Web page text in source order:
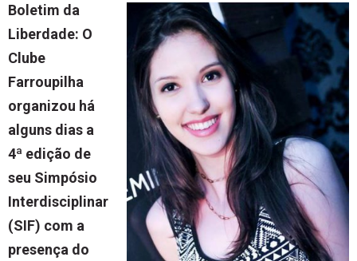
Boletim da
Liberdade: O
Clube
Farroupilha
organizou há
alguns dias a
4ª edição de
seu Simpósio
Interdisciplinar
(SIF) com a
presença do